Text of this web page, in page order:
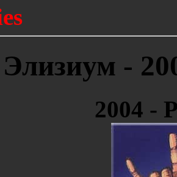
Элизиум -
2004 -